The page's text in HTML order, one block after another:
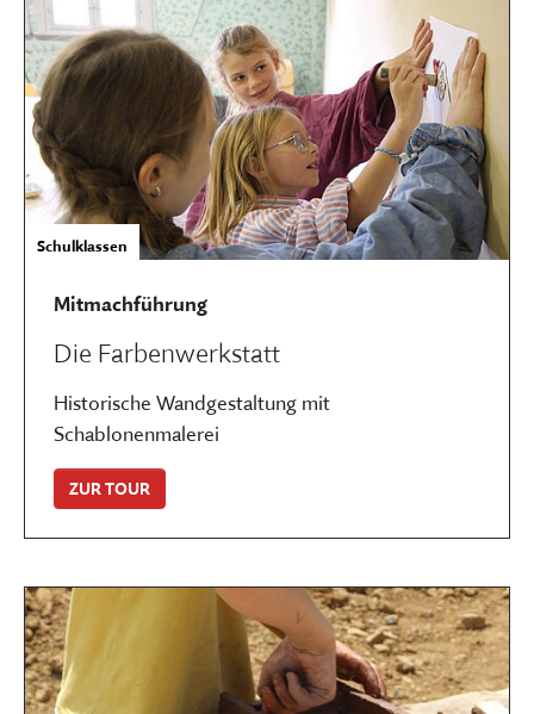
Schulklassen
Mitmachführung
Die Farbenwerkstatt
Historische Wandgestaltung mit
Schablonenmalerei
ZUR TOUR